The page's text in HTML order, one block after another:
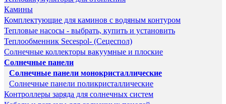
Камины
Комплектующие для каминов с водяным контуром
Тепловые насосы - выбрать, купить и установить
Теплообменник Secespol- (Сецеспол)
Солнечные коллекторы вакуумные и плоские
Солнечные панели
Солнечные панели монокристаллические
Солнечные панели поликристаллические
Контроллеры заряда для солнечных систем